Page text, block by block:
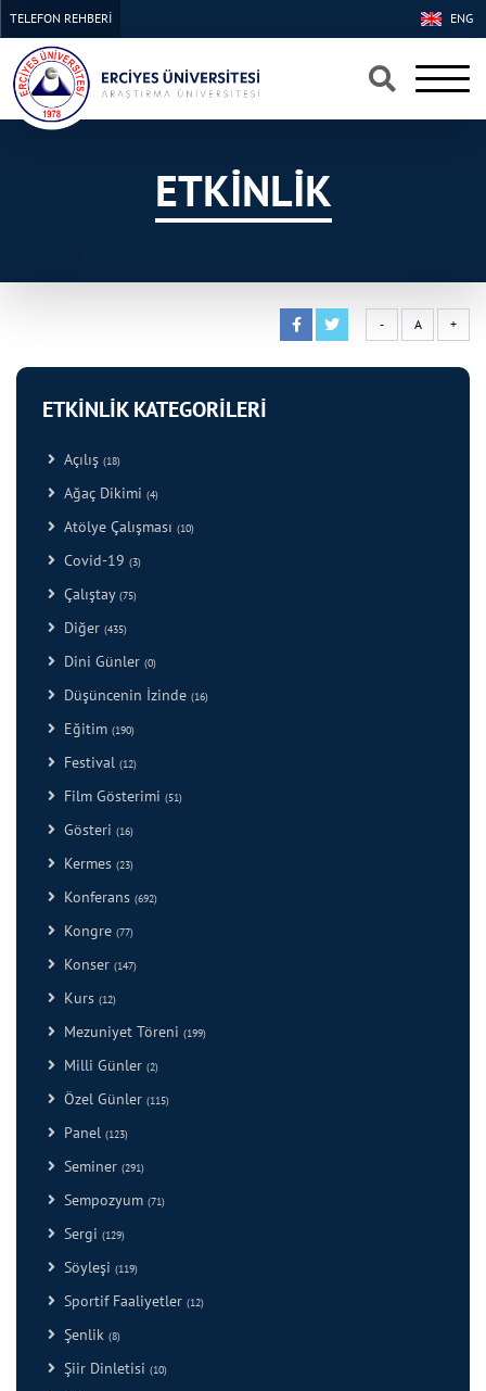
×
×
ENG
TELEFON REHBERİ
ETKİNLİK
- A +
ETKİNLİK KATEGORİLERİ
Açılış (18)
Ağaç Dikimi (4)
Atölye Çalışması (10)
Covid-19 (3)
Çalıştay (75)
Diğer (435)
Dini Günler (0)
Düşüncenin İzinde (16)
Eğitim (190)
Festival (12)
Film Gösterimi (51)
Gösteri (16)
Kermes (23)
Konferans (692)
Kongre (77)
Konser (147)
Kurs (12)
Mezuniyet Töreni (199)
Milli Günler (2)
Özel Günler (115)
Panel (123)
Seminer (291)
Sempozyum (71)
Sergi (129)
Söyleşi (119)
Sportif Faaliyetler (12)
Şenlik (8)
Şiir Dinletisi (10)